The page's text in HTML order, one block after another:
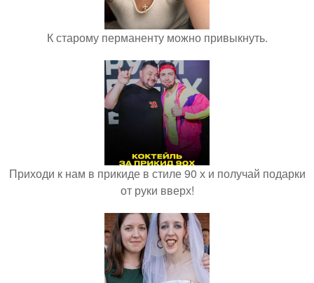
К старому перманенту можно привыкнуть.
Приходи к нам в прикиде в стиле 90 х и получай подарки
от руки вверх!